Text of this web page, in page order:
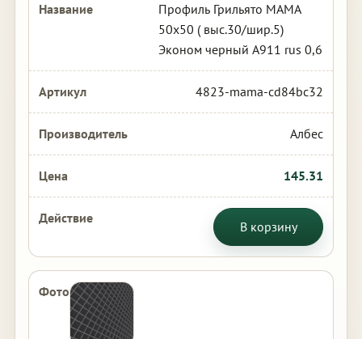
Профиль Грильято МАМА
50х50 ( выс.30/шир.5)
Эконом черный А911 rus 0,6
4823-mama-cd84bc32
Албес
145.31
В корзину